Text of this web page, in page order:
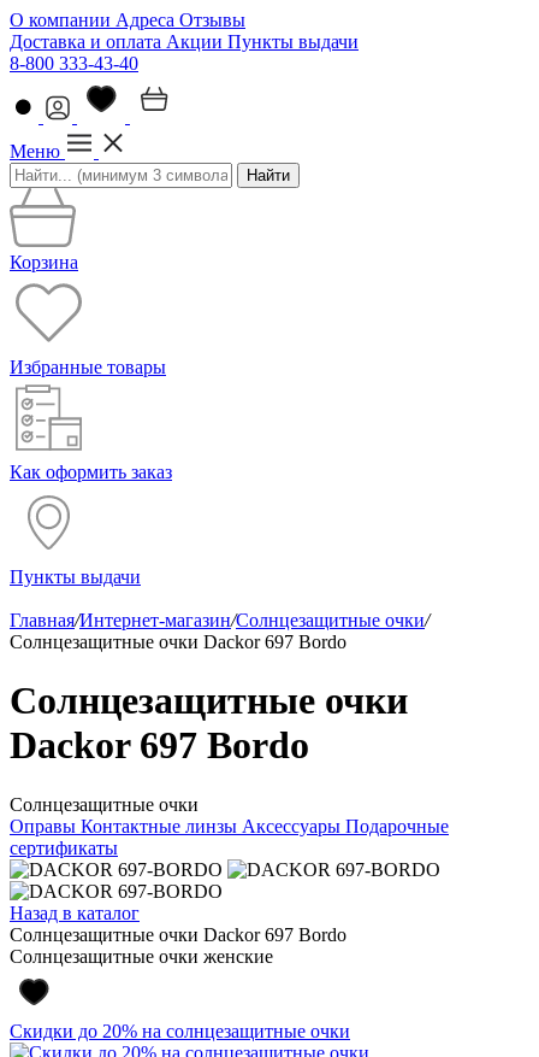
О компании Адреса Отзывы
Доставка и оплата Акции Пункты выдачи
8-800 333-43-40
Меню
Найти
Корзина
Избранные товары
Как оформить заказ
Пункты выдачи
Главная/Интернет-магазин/Солнцезащитные очки/
Солнцезащитные очки Dackor 697 Bordo
Солнцезащитные очки
Dackor 697 Bordo
Солнцезащитные очки
Оправы Контактные линзы Аксессуары Подарочные
сертификаты
Назад в каталог
Солнцезащитные очки Dackor 697 Bordo
Солнцезащитные очки женские
Скидки до 20% на солнцезащитные очки